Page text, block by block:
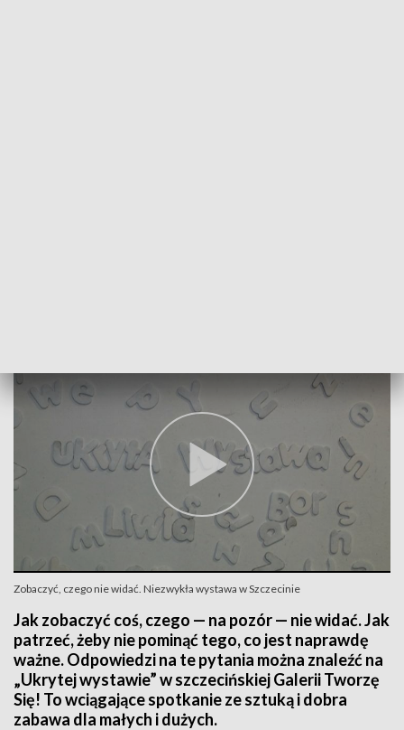
Zobaczyć, czego nie widać. Niezwykła wystawa w Szczecinie
Jak zobaczyć coś, czego — na pozór — nie widać. Jak
patrzeć, żeby nie pominąć tego, co jest naprawdę
ważne. Odpowiedzi na te pytania można znaleźć na
„Ukrytej wystawie” w szczecińskiej Galerii Tworzę
Się! To wciągające spotkanie ze sztuką i dobra
zabawa dla małych i dużych.